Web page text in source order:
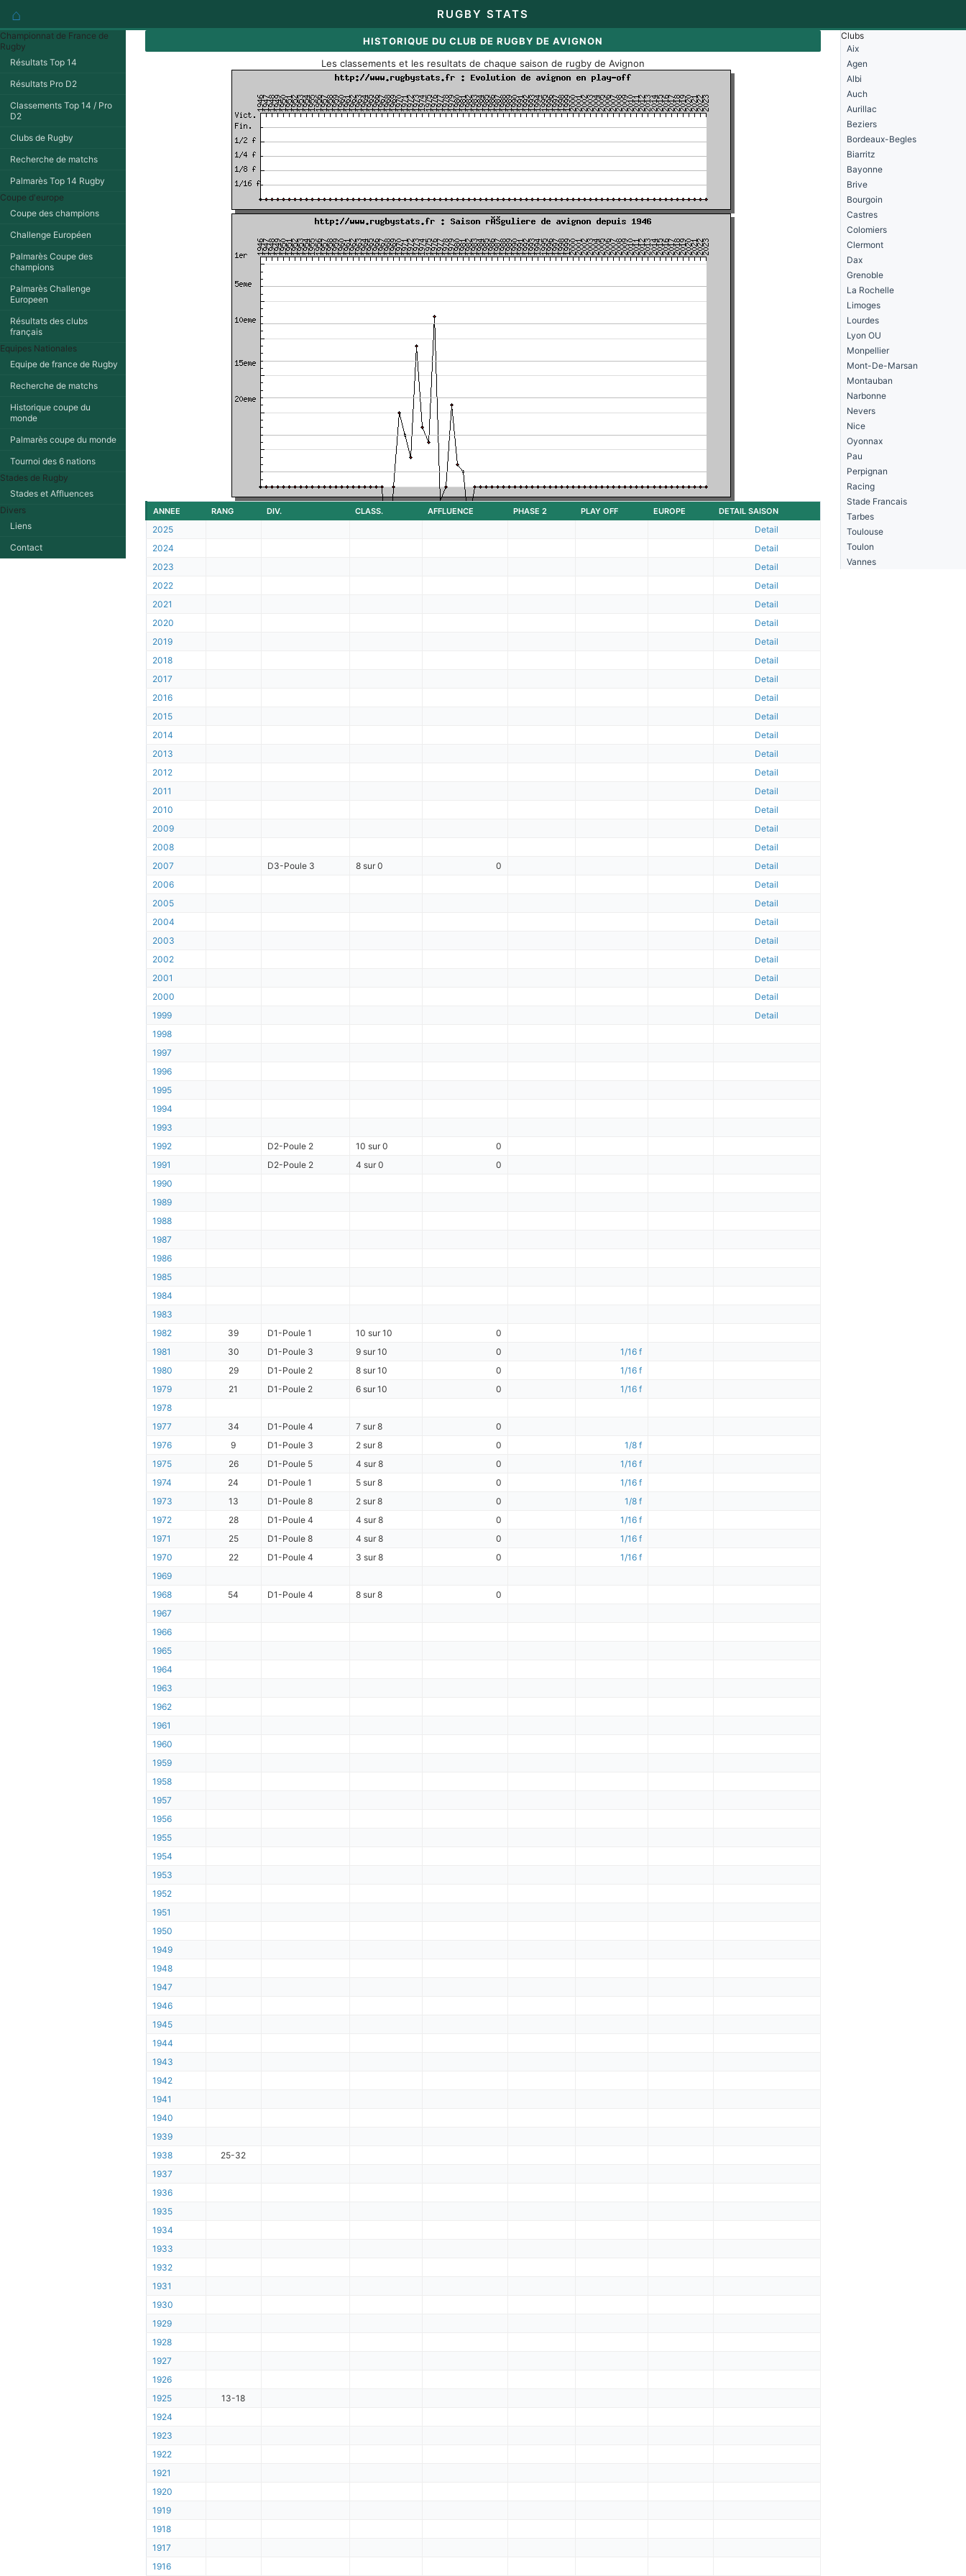
⌂ RUGBY STATS
Championnat de France de
Rugby
Résultats Top 14
Résultats Pro D2
Classements Top 14 / Pro
D2
Clubs de Rugby
Recherche de matchs
Palmarès Top 14 Rugby
Coupe d'europe
Coupe des champions
Challenge Européen
Palmarès Coupe des
champions
Palmarès Challenge
Europeen
Résultats des clubs
français
Equipes Nationales
Equipe de france de Rugby
Recherche de matchs
Historique coupe du
monde
Palmarès coupe du monde
Tournoi des 6 nations
Stades de Rugby
Stades et Affluences
Divers
Liens
Contact
HISTORIQUE DU CLUB DE RUGBY DE AVIGNON
Les classements et les resultats de chaque saison de rugby de Avignon
ANNEE RANG DIV. CLASS. AFFLUENCE PHASE 2 PLAY OFF EUROPE DETAIL SAISON
2025
Detail
2024
Detail
2023
Detail
2022
Detail
2021
Detail
2020
Detail
2019
Detail
2018
Detail
2017
Detail
2016
Detail
2015
Detail
2014
Detail
2013
Detail
2012
Detail
2011
Detail
2010
Detail
2009
Detail
2008
Detail
2007
D3-Poule 3 8 sur 0 0
Detail
2006
Detail
2005
Detail
2004
Detail
2003
Detail
2002
Detail
2001
Detail
2000
Detail
1999
Detail
1998
1997
1996
1995
1994
1993
1992
D2-Poule 2 10 sur 0
0
1991
D2-Poule 2 4 sur 0
0
1990
1989
1988
1987
1986
1985
1984
1983
1982
39 D1-Poule 1 10 sur 10
0
1981
30 D1-Poule 3 9 sur 10 0
1/16 f
1980
29 D1-Poule 2 8 sur 10 0
1/16 f
1979
21 D1-Poule 2 6 sur 10 0
1/16 f
1978
1977
34 D1-Poule 4 7 sur 8
0
1976
9 D1-Poule 3 2 sur 8 0
1/8 f
1975
26 D1-Poule 5 4 sur 8 0
1/16 f
1974
24 D1-Poule 1 5 sur 8 0
1/16 f
1973
13 D1-Poule 8 2 sur 8 0
1/8 f
1972
28 D1-Poule 4 4 sur 8 0
1/16 f
1971
25 D1-Poule 8 4 sur 8 0
1/16 f
1970
22 D1-Poule 4 3 sur 8 0
1/16 f
1969
1968
54 D1-Poule 4 8 sur 8
0
1967
1966
1965
1964
1963
1962
1961
1960
1959
1958
1957
1956
1955
1954
1953
1952
1951
1950
1949
1948
1947
1946
1945
1944
1943
1942
1941
1940
1939
1938
25-32
1937
1936
1935
1934
1933
1932
1931
1930
1929
1928
1927
1926
1925
13-18
1924
1923
1922
1921
1920
1919
1918
1917
1916
Clubs
Aix
Agen
Albi
Auch
Aurillac
Beziers
Bordeaux-Begles
Biarritz
Bayonne
Brive
Bourgoin
Castres
Colomiers
Clermont
Dax
Grenoble
La Rochelle
Limoges
Lourdes
Lyon OU
Monpellier
Mont-De-Marsan
Montauban
Narbonne
Nevers
Nice
Oyonnax
Pau
Perpignan
Racing
Stade Francais
Tarbes
Toulouse
Toulon
Vannes